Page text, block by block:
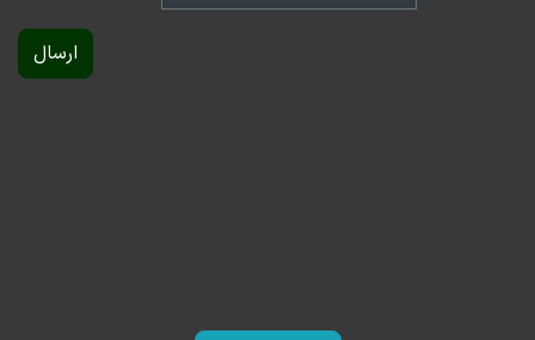
ارزش معاملات خرد (سهام و حق تقدم) رقم ۴ هزار و ۵۴۲
ارسال